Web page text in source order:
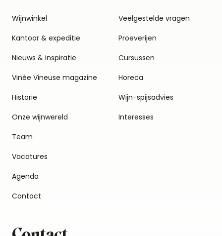
Wijnwinkel
Kantoor & expeditie
Nieuws & inspiratie
Vinée Vineuse magazine
Historie
Onze wijnwereld
Team
Vacatures
Agenda
Contact
Veelgestelde vragen
Proeverijen
Cursussen
Horeca
Wijn-spijsadvies
Interesses